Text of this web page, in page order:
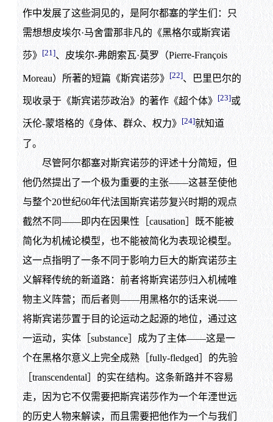
作中发展了这些洞见的，是阿尔都塞的学生们：只
需想想皮埃尔·马舍雷那非凡的《黑格尔或斯宾诺
莎》 [21]、皮埃尔-弗朗索瓦·莫罗（Pierre-François
Moreau）所著的短篇《斯宾诺莎》 [22]、巴里巴尔的
现收录于《斯宾诺莎政治》的著作《超个体》 [23]或
沃伦-蒙塔格的《身体、群众、权力》 [24]就知道
了。
尽管阿尔都塞对斯宾诺莎的评述十分简短，但
他仍然提出了一个极为重要的主张——这甚至使他
与整个20世纪60年代法国斯宾诺莎复兴时期的观点
截然不同——即内在因果性［causation］既不能被
简化为机械论模型，也不能被简化为表现论模型。
这一点指明了一条不同于影响力巨大的斯宾诺莎主
义解释传统的新道路：前者将斯宾诺莎归入机械唯
物主义阵营；而后者则——用黑格尔的话来说——
将斯宾诺莎置于目的论运动之起源的地位，通过这
一运动，实体［substance］成为了主体——这是一
个在黑格尔意义上完全成熟［fully-fledged］的先验
［transcendental］的实在结构。这条新路并不容易
走，因为它不仅需要把斯宾诺莎作为一个年湮世远
的历史人物来解读，而且需要把他作为一个与我们